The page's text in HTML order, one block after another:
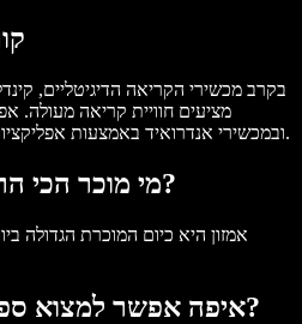
בקרב מכשירי הקריאה הדיגיטליים,
בטאבלטים כמו iPad ובמכשירי אנדרואיד באמצעות אפליקציות ייעודיות.
מי מוכר הכי הרבה ספרים דיגיטליים?
אמזון היא כיום המוכרת הגדולה
איפה אפשר למצוא ספרים דיגיטליים טובים?